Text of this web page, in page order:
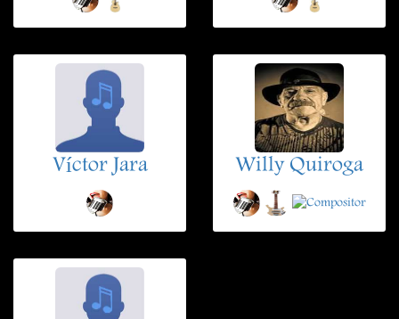
Víctor Jara Willy Quiroga